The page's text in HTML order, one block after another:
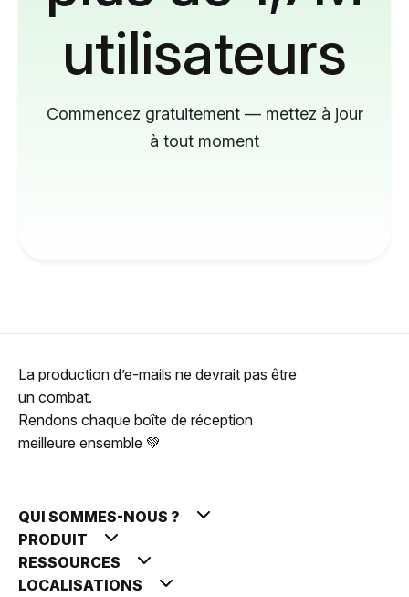
utilisateurs
Commencez gratuitement — mettez à jour
à tout moment
La production d’e-mails ne devrait pas être
un combat.
Rendons chaque boîte de réception
meilleure ensemble 💚
QUI SOMMES-NOUS ?
PRODUIT
RESSOURCES
LOCALISATIONS